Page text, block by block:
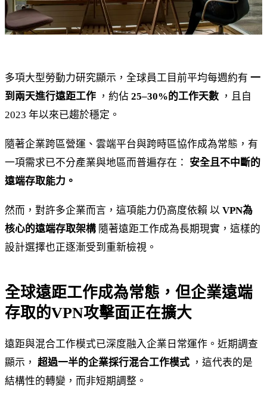
多項大型勞動力研究顯示，全球員工目前平均每週約有 一
到兩天進行遠距工作 ，約佔 25–30%的工作天數 ，且自
2023 年以來已趨於穩定。
隨著企業跨區營運、雲端平台與跨時區協作成為常態，有
一項需求已不分產業與地區而普遍存在： 安全且不中斷的
遠端存取能力。
然而，對許多企業而言，這項能力仍高度依賴 以 VPN為
核心的遠端存取架構 隨著遠距工作成為長期現實，這樣的
設計選擇也正逐漸受到重新檢視。
全球遠距工作成為常態，但企業遠端
存取的VPN攻擊面正在擴大
遠距與混合工作模式已深度融入企業日常運作。近期調查
顯示， 超過一半的企業採行混合工作模式 ，這代表的是
結構性的轉變，而非短期調整。